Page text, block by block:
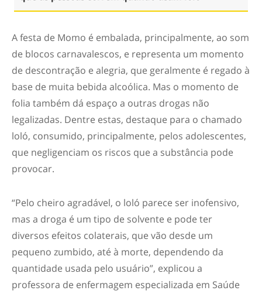
A festa de Momo é embalada, principalmente, ao som
de blocos carnavalescos, e representa um momento
de descontração e alegria, que geralmente é regado à
base de muita bebida alcoólica. Mas o momento de
folia também dá espaço a outras drogas não
legalizadas. Dentre estas, destaque para o chamado
loló, consumido, principalmente, pelos adolescentes,
que negligenciam os riscos que a substância pode
provocar.
“Pelo cheiro agradável, o loló parece ser inofensivo,
mas a droga é um tipo de solvente e pode ter
diversos efeitos colaterais, que vão desde um
pequeno zumbido, até à morte, dependendo da
quantidade usada pelo usuário”, explicou a
professora de enfermagem especializada em Saúde